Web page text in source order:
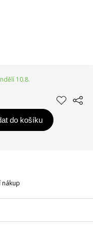
10.8.
do košíku
nákup